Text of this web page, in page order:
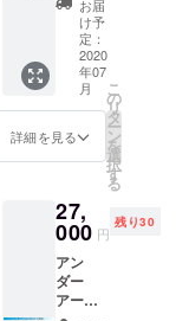
クラッ
チの、
どちら
か1組を
の1週間
貸し出
しいた
しま
す。返
み送料
をご負
担くだ
さい。
ご希望
のカ
お届
け予
定：
2020
年07
月
詳細を見る
こ
の
リ
タ
ー
ン
を
選
択
す
る
27,
000 円
残り30
アン
ダー
アーム